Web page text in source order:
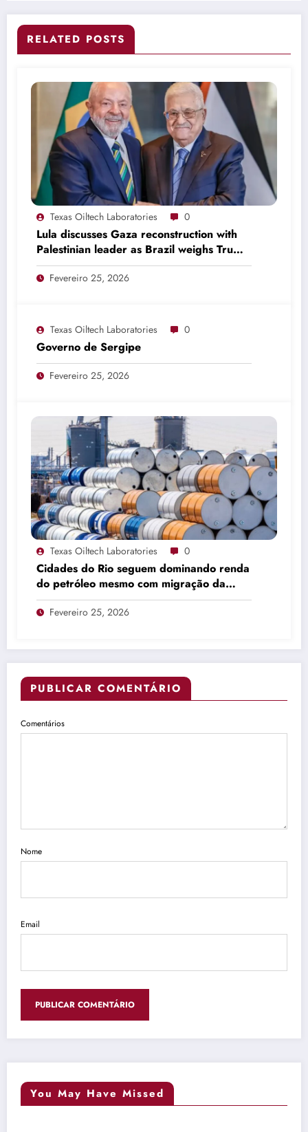
RELATED POSTS
Texas Oiltech Laboratories 0
Lula discusses Gaza reconstruction with
Palestinian leader as Brazil weighs Trump
invitation
Fevereiro 25, 2026
Texas Oiltech Laboratories 0
Governo de Sergipe
Fevereiro 25, 2026
Texas Oiltech Laboratories 0
Cidades do Rio seguem dominando renda
do petróleo mesmo com migração da
produção
Fevereiro 25, 2026
PUBLICAR COMENTÁRIO
Comentários
Nome
Email
You May Have Missed